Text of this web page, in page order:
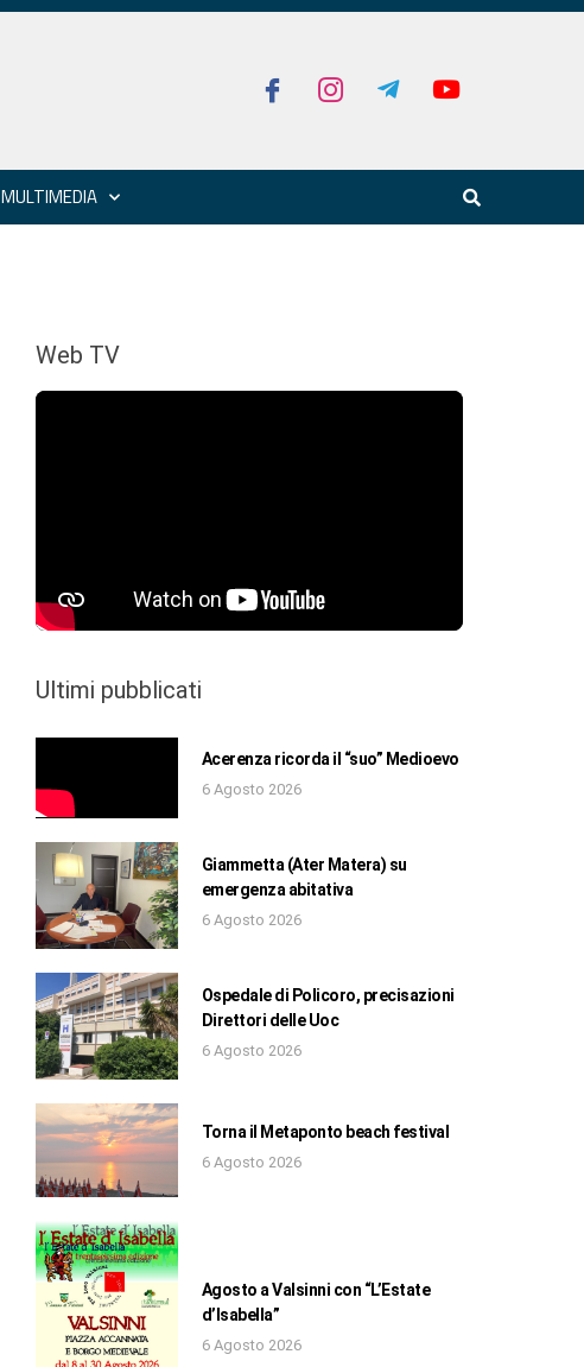
MULTIMEDIA
Web TV
Ultimi pubblicati
Acerenza ricorda il “suo” Medioevo
6 Agosto 2026
Giammetta (Ater Matera) su
emergenza abitativa
6 Agosto 2026
Ospedale di Policoro, precisazioni
Direttori delle Uoc
6 Agosto 2026
Torna il Metaponto beach festival
6 Agosto 2026
Agosto a Valsinni con “L’Estate
d’Isabella”
6 Agosto 2026